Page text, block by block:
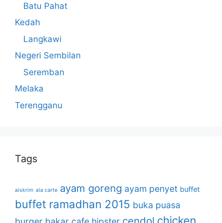
Batu Pahat
Kedah
Langkawi
Negeri Sembilan
Seremban
Melaka
Terengganu
Tags
aiskrim ala carte ayam goreng ayam penyet buffet
buffet ramadhan 2015 buka puasa
chicken